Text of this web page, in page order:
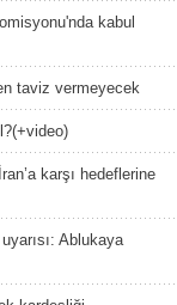
kabul
taviz vermeyecek
karşı hedeflerine
Ablukaya